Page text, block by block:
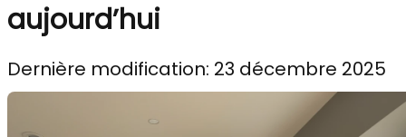
aujourd’hui
Dernière modification: 23 décembre 2025